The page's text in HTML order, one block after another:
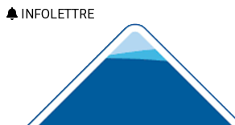
INFOLETTRE